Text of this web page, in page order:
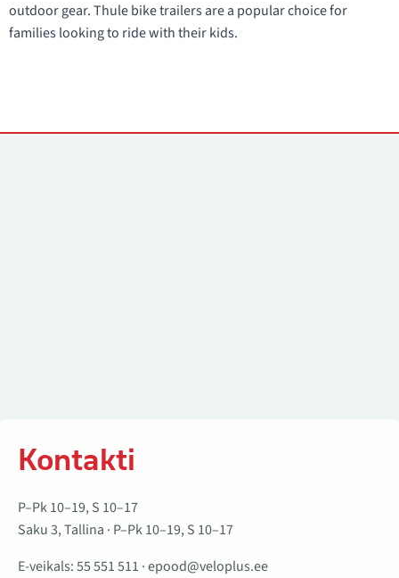
outdoor gear. Thule bike trailers are a popular choice for
families looking to ride with their kids.
Kontakti
P–Pk 10–19, S 10–17
Saku 3, Tallina · P–Pk 10–19, S 10–17
E-veikals:55 551 511 ·epood@veloplus.ee